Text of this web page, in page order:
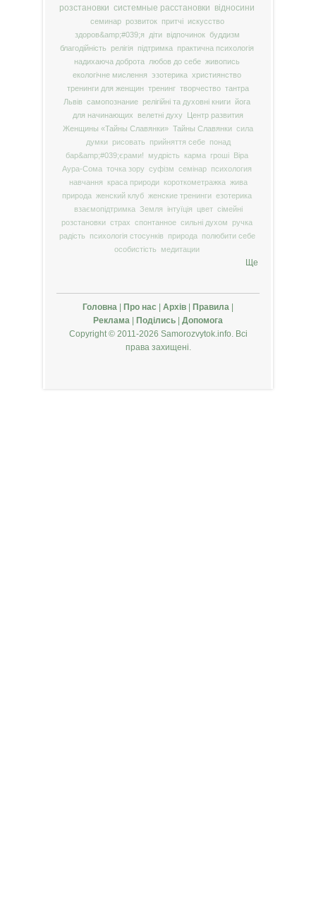
розстановки системные расстановки відносини
семинар розвиток притчі
искусство
здоров&amp;#039;я
діти відпочинок буддизм
благодійність
релігія підтримка
практична психологія
надихаюча доброта
любов до себе живопись
екологічне мислення
эзотерика християнство
тренинги для женщин тренинг творчество тантра
Львів самопознание релігійні та духовні книги йога
для начинающих
велетні духу
Центр развития
Женщины «Тайны Славянки» Тайны Славянки сила
думки
рисовать прийняття себе
понад
бар&amp;#039;єрами!
мудрість карма гроші Віра
Аура-Сома точка зору суфізм семінар психология
навчання
краса природи короткометражка жива
природа женский клуб женские тренинги езотерика
взаємопідтримка Земля інтуїція цвет сімейні
розстановки страх спонтанное сильні духом
ручка
радість
психологія стосунків природа
полюбити себе
особистість
медитации
Ще
Головна | Про нас | Архів | Правила |
Реклама | Поділись | Допомога
Copyright © 2011-2026 Samorozvytok.info. Всі
права захищені.